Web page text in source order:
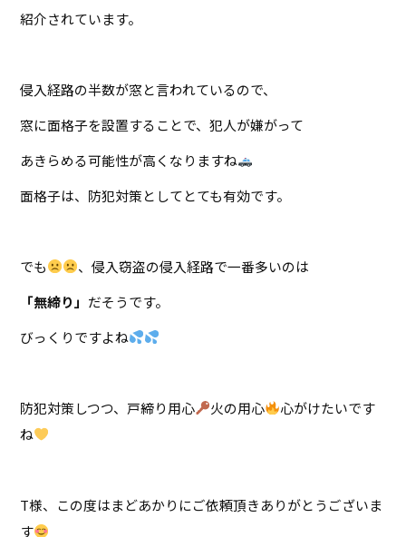
紹介されています。
侵入経路の半数が窓と言われているので、
窓に面格子を設置することで、犯人が嫌がって
あきらめる可能性が高くなりますね
面格子は、防犯対策としてとても有効です。
でも
、侵入窃盗の侵入経路で一番多いのは
「無締り」 だそうです。
びっくりですよね
防犯対策しつつ、戸締り用心 火の用心
心がけたいです
ね
T様、この度はまどあかりにご依頼頂きありがとうございま
す